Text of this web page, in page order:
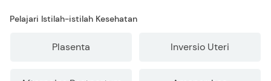
Pelajari Istilah-istilah Kesehatan
Plasenta Inversio Uteri